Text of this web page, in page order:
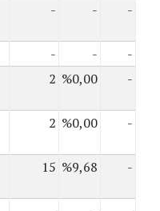
- - -
- -
-
2 %0,00 -
2 %0,00 -
15 %9,68 -